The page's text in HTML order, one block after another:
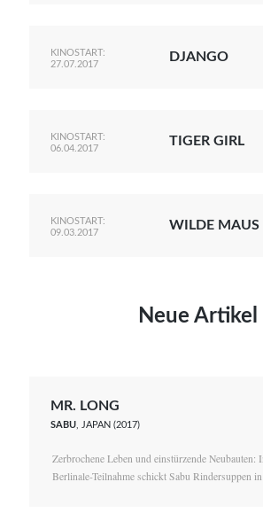
KINOSTART:
27.07.2017
DJANGO
KINOSTART:
06.04.2017
TIGER GIRL
KINOSTART:
09.03.2017
WILDE MAUS
Neue Artikel
MR. LONG
SABU , JAPAN (2017)
Zerbrochene Leben und einstürzende Neubauten:
Berlinale-Teilnahme schickt Sabu Rindersuppen